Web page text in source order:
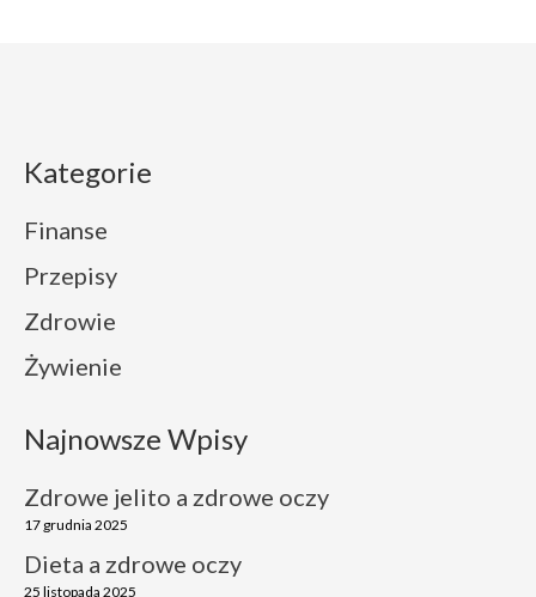
Kategorie
Finanse
Przepisy
Zdrowie
Żywienie
Najnowsze Wpisy
Zdrowe jelito a zdrowe oczy
17 grudnia 2025
Dieta a zdrowe oczy
25 listopada 2025